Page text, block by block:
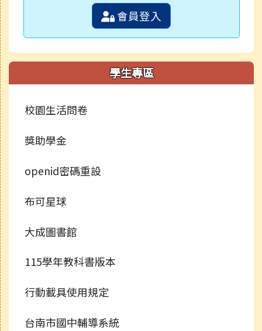
會員登入
學生專區
校園生活問卷
獎助學金
openid密碼重設
布可星球
大成圖書館
115學年教科書版本
行動載具使用規定
台南市國中輔導系統